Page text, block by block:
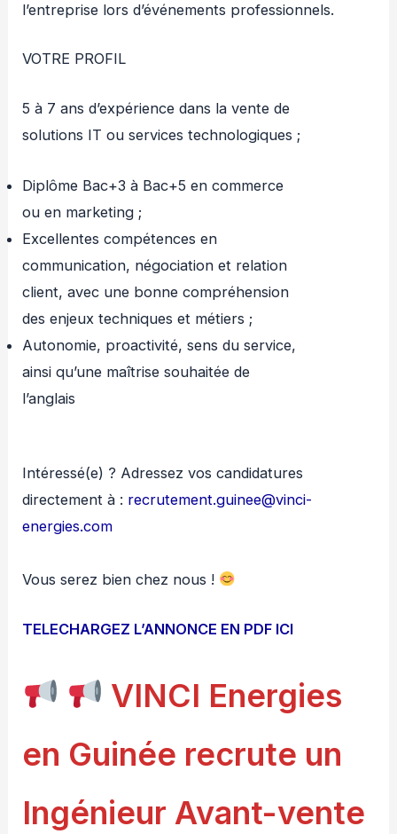
l’entreprise lors d’événements professionnels.
VOTRE PROFIL
5 à 7 ans d’expérience dans la vente de
solutions IT ou services technologiques ;
Diplôme Bac+3 à Bac+5 en commerce
ou en marketing ;
Excellentes compétences en
communication, négociation et relation
client, avec une bonne compréhension
des enjeux techniques et métiers ;
Autonomie, proactivité, sens du service,
ainsi qu’une maîtrise souhaitée de
l’anglais
Intéressé(e) ? Adressez vos candidatures
directement à : recrutement.guinee@vinci-
energies.com
Vous serez bien chez nous !
TELECHARGEZ L’ANNONCE EN PDF ICI
VINCI Energies
en Guinée recrute un
Ingénieur Avant-vente